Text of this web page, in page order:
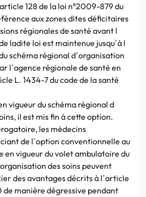
128 de la loi n°2009-879 du
aux zones dites déficitaires
régionales de santé avant l
ladite loi est maintenue jusqu´à l
schéma régional d´organisation
l´agence régionale de santé en
L. 1434-7 du code de la santé
vigueur du schéma régional d
il est mis fin à cette option.
les médecins
de l´option conventionnelle au
en vigueur du volet ambulatoire du
des soins peuvent
des avantages décrits à l´article
de manière dégressive pendant